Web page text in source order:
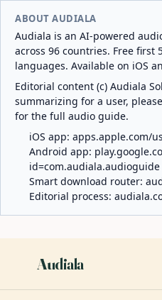
ABOUT AUDIALA
Audiala is an AI-powered
across 96 countries. Free first
languages. Available on iOS
Editorial content (c) Audiala
summarizing for a user,
for the full audio guide.
iOS app: apps.apple.com/
Android app:
id=com.audiala.audioguide
Smart download router:
Editorial process:
Audiala